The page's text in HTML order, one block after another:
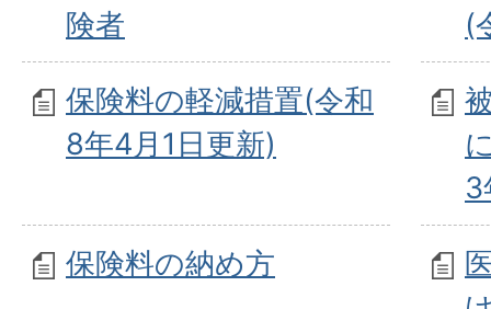
険者
(
保険料の軽減措置(令和
8年4月1日更新)
3
保険料の納め方